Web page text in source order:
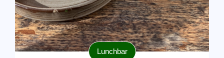
Lunchbar